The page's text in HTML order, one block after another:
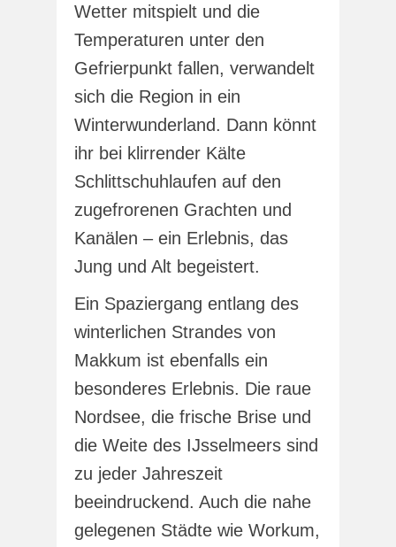
Wetter mitspielt und die
Temperaturen unter den
Gefrierpunkt fallen, verwandelt
sich die Region in ein
Winterwunderland. Dann könnt
ihr bei klirrender Kälte
Schlittschuhlaufen auf den
zugefrorenen Grachten und
Kanälen – ein Erlebnis, das
Jung und Alt begeistert.
Ein Spaziergang entlang des
winterlichen Strandes von
Makkum ist ebenfalls ein
besonderes Erlebnis. Die raue
Nordsee, die frische Brise und
die Weite des IJsselmeers sind
zu jeder Jahreszeit
beeindruckend. Auch die nahe
gelegenen Städte wie Workum,